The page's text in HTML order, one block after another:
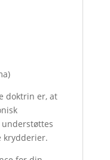
doktrin er, at
krydderier.